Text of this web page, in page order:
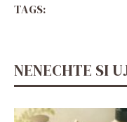
TAGS:
NENECHTE SI